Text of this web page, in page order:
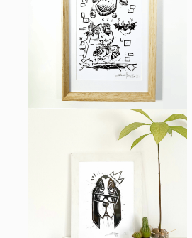
HEROQUEST FAN ART –
SKRÜNSH LE BARBARE –
LINOGRAVURE – TIRAGE
LIMITÉ
AFFICHES
SA MAJESTÉ BASSET
HOUND – LINOGRAVURE –
TIRAGE LIMITÉ
AFFICHES